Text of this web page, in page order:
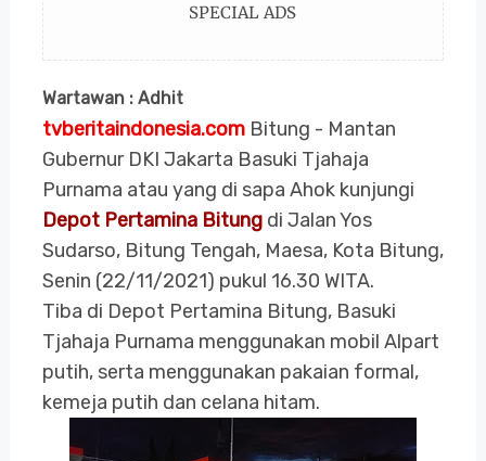
SPECIAL ADS
Wartawan : Adhit
tvberitaindonesia.comBitung - Mantan
Gubernur DKI Jakarta Basuki Tjahaja
Purnama atau yang di sapa Ahok kunjungi
Depot Pertamina Bitungdi Jalan Yos
Sudarso, Bitung Tengah, Maesa, Kota Bitung,
Senin (22/11/2021) pukul 16.30 WITA.
Tiba di Depot Pertamina Bitung, Basuki
Tjahaja Purnama menggunakan mobil Alpart
putih, serta menggunakan pakaian formal,
kemeja putih dan celana hitam.